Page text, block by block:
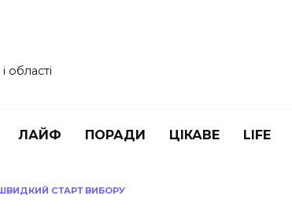
області
ЛАЙФ ПОРАДИ ЦІКАВЕ LIFE
СТАРТ ВИБОРУ